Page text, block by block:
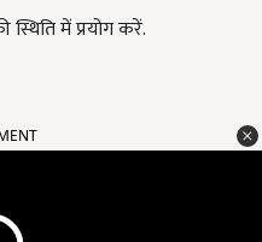
स्थिति में प्रयोग करें.